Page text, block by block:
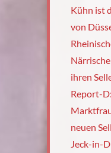
Kühn ist
von
ihren
Report-
neuen
Jeck-in-